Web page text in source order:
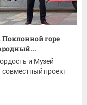
горе
и Музей
проект